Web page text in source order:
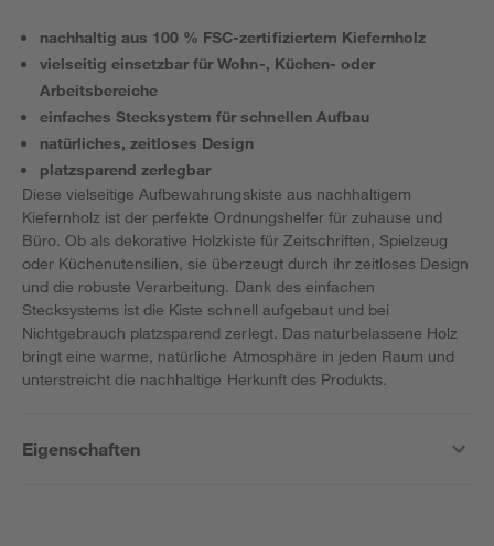
nachhaltig aus 100 % FSC-zertifiziertem Kiefernholz
vielseitig einsetzbar für Wohn-, Küchen- oder
Arbeitsbereiche
einfaches Stecksystem für schnellen Aufbau
natürliches, zeitloses Design
platzsparend zerlegbar
Diese vielseitige Aufbewahrungskiste aus nachhaltigem
Kiefernholz ist der perfekte Ordnungshelfer für zuhause und
Büro. Ob als dekorative Holzkiste für Zeitschriften, Spielzeug
oder Küchenutensilien, sie überzeugt durch ihr zeitloses Design
und die robuste Verarbeitung. Dank des einfachen
Stecksystems ist die Kiste schnell aufgebaut und bei
Nichtgebrauch platzsparend zerlegt. Das naturbelassene Holz
bringt eine warme, natürliche Atmosphäre in jeden Raum und
unterstreicht die nachhaltige Herkunft des Produkts.
Eigenschaften